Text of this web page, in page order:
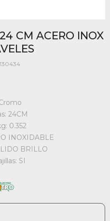
CM ACERO INOX
24CM
0.352
INOXIDABLE
BRILLO
SI